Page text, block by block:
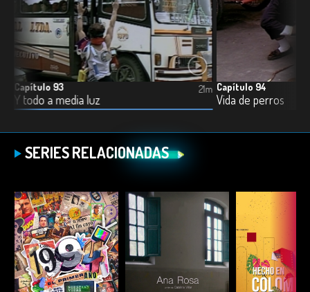
Capítulo 93
Y todo a media luz
21m Capítulo 94
Vida de perros
SERIES RELACIONADAS